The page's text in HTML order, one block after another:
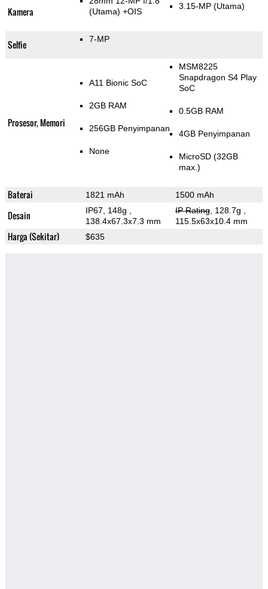
Kamera
(Utama) +OIS
3.15-MP (Utama)
Selfie 7-MP
Prosesor, Memori
A11 Bionic SoC
2GB RAM
256GB Penyimpanan
None
MSM8225
Snapdragon S4 Play
SoC
0.5GB RAM
4GB Penyimpanan
MicroSD (32GB
max.)
Baterai 1821 mAh 1500 mAh
Desain IP67, 148g
138.4x67.3x7.3 mm
IP Rating, 128.7g
115.5x63x10.4 mm
Harga (Sekitar) $635